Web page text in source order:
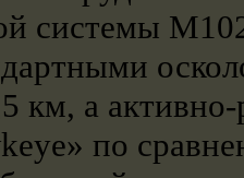
системы
км, а
по